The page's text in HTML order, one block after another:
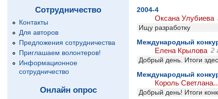
Сотрудничество
Контакты
Для авторов
Предложения сотрудничества
Приглашаем волонтеров!
Информационное
сотрудничество
Онлайн опрос
2004-4
Оксана Улубиева
Ищу разработку
Международный
Елена Крылова 2
Добрый день. Итоги
Международный
Король
Добрый день! Итоги